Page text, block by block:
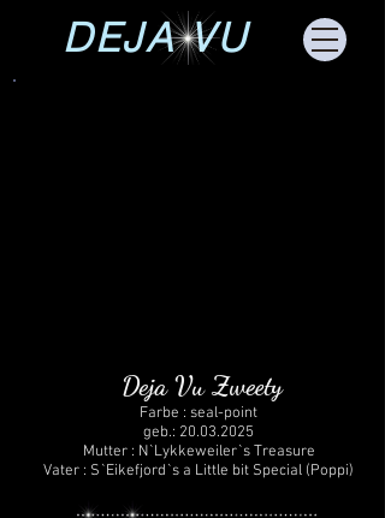
DEJA VU
Deja Vu Zweety
Farbe : seal-point
geb.: 20.03.2025
Mutter : N`Lykkeweiler`s Treasure
Vater : S`Eikefjord`s a Little bit Special (Poppi)